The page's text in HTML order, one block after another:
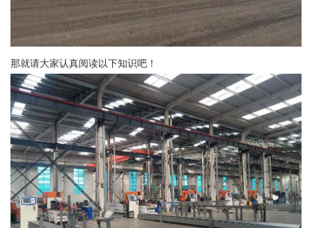
那就请大家认真阅读以下知识吧！